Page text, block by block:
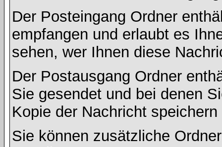
Der Posteingang Ordner
empfangen und erlaubt es
sehen, wer Ihnen diese
Der Postausgang Ordner
Sie gesendet und bei denen
Kopie der Nachricht
Sie können zusätzliche